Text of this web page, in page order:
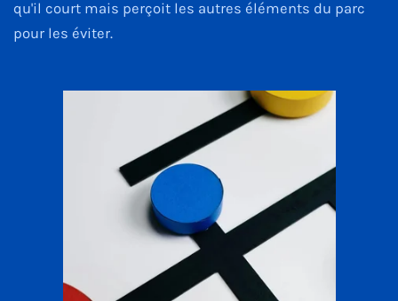
qu'il court mais perçoit les autres éléments du parc
pour les éviter.